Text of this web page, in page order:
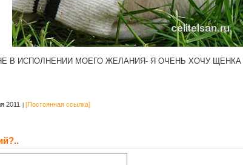
В ИСПОЛНЕНИИ МОЕГО ЖЕЛАНИЯ- Я ОЧЕНЬ ХОЧУ ЩЕНКА
2011 [Постоянная ссылка]